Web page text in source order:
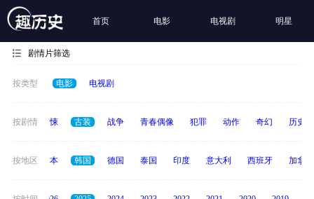
首页 电影 电视剧 明星
剧情片筛选
按类型 电影 电视剧
按剧情
动画 惊悚 古装 战争 青春偶像 犯罪 动作 奇幻 历史
按地区
英国 日本 韩国 德国 泰国 印度 意大利 西班牙 加拿大